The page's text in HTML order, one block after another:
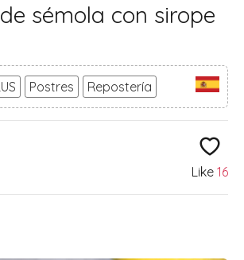
sémola con sirope
Postres Repostería
Like 16